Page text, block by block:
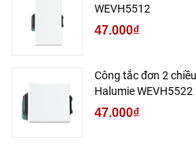
WEVH5512
47.000₫
Công tắc đơn 2
Halumie WEVH5522
47.000₫